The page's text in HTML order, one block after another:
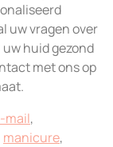
uw vragen over
huid gezond
met ons op
mail,
manicure,